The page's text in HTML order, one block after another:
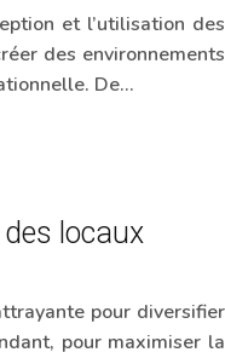
et l’utilisation des
des environnements
De…
locaux
pour diversifier
pour maximiser la